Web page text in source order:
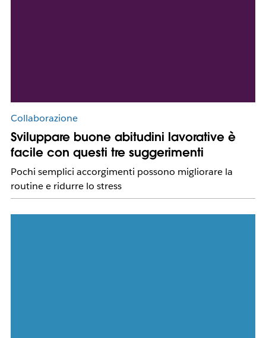
Collaborazione
Sviluppare buone abitudini lavorative è
facile con questi tre suggerimenti
Pochi semplici accorgimenti possono migliorare la
routine e ridurre lo stress